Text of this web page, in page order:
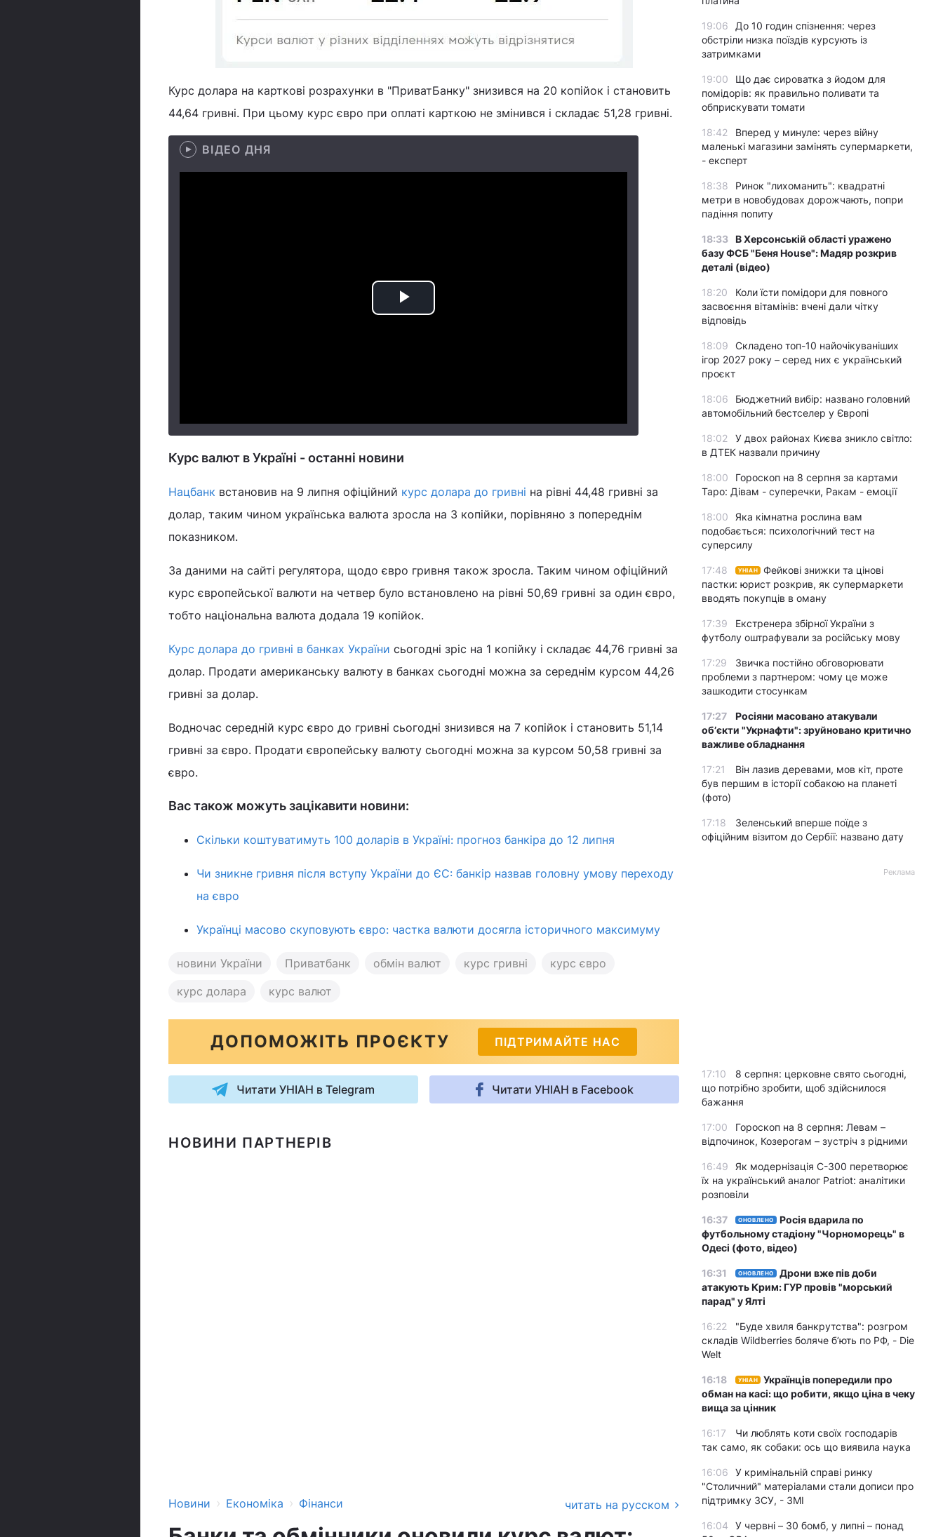
Курс долара на карткові розрахунки в "ПриватБанку" знизився на 20 копійок і становить
44,64 гривні. При цьому курс євро при оплаті карткою не змінився і складає 51,28 гривні.
ВІДЕО ДНЯ
Play
Курс валют в Україні - останні новини
Нацбанк встановив на 9 липня офіційний курс долара до гривні на рівні 44,48 гривні за
долар, таким чином українська валюта зросла на 3 копійки, порівняно з попереднім
показником.
За даними на сайті регулятора, щодо євро гривня також зросла. Таким чином офіційний
курс європейської валюти на четвер було встановлено на рівні 50,69 гривні за один євро,
тобто національна валюта додала 19 копійок.
Курс долара до гривні в банках України сьогодні зріс на 1 копійку і складає 44,76 гривні за
долар. Продати американську валюту в банках сьогодні можна за середнім курсом 44,26
гривні за долар.
Водночас середній курс євро до гривні сьогодні знизився на 7 копійок і становить 51,14
гривні за євро. Продати європейську валюту сьогодні можна за курсом 50,58 гривні за
євро.
Вас також можуть зацікавити новини:
Скільки коштуватимуть 100 доларів в Україні: прогноз банкіра до 12 липня
Чи зникне гривня після вступу України до ЄС: банкір назвав головну умову переходу
на євро
Українці масово скуповують євро: частка валюти досягла історичного максимуму
новини України Приватбанк обмін валют курс гривні
курс євро
курс долара
курс валют
ДОПОМОЖІТЬ ПРОЄКТУ ПІДТРИМАЙТЕ НАС
Читати УНІАН в Telegram Читати УНІАН в Facebook
НОВИНИ ПАРТНЕРІВ
Новини › Економіка › Фінанси читать на русском
19:06
До 10 годин спізнення: через
обстріли низка поїздів курсують із
затримками
19:00
Що дає сироватка з йодом для
помідорів: як правильно поливати та
обприскувати томати
18:42
Вперед у минуле: через війну
маленькі магазини замінять супермаркети,
- експерт
18:38
Ринок "лихоманить": квадратні
метри в новобудовах дорожчають, попри
падіння попиту
18:33 В Херсонській області уражено
базу ФСБ "Беня House": Мадяр розкрив
деталі (відео)
18:20
Коли їсти помідори для повного
засвоєння вітамінів: вчені дали чітку
відповідь
18:09
Складено топ-10 найочікуваніших
ігор 2027 року – серед них є український
проєкт
18:06
Бюджетний вибір: названо головний
автомобільний бестселер у Європі
18:02
У двох районах Києва зникло світло:
в ДТЕК назвали причину
18:00
Гороскоп на 8 серпня за картами
Таро: Дівам - суперечки, Ракам - емоції
18:00
Яка кімнатна рослина вам
подобається: психологічний тест на
суперсилу
17:48 УНІАН
Фейкові знижки та цінові
пастки: юрист розкрив, як супермаркети
вводять покупців в оману
17:39
Екстренера збірної України з
футболу оштрафували за російську мову
17:29
Звичка постійно обговорювати
проблеми з партнером: чому це може
зашкодити стосункам
17:27
Росіяни масовано атакували
обʼєкти "Укрнафти": зруйновано критично
важливе обладнання
17:21
Він лазив деревами, мов кіт, проте
був першим в історії собакою на планеті
(фото)
17:18
Зеленський вперше поїде з
офіційним візитом до Сербії: названо дату
Реклама
17:10
8 серпня: церковне свято сьогодні,
що потрібно зробити, щоб здійснилося
бажання
17:00
Гороскоп на 8 серпня: Левам –
відпочинок, Козерогам – зустріч з рідними
16:49
Як модернізація С-300 перетворює
їх на український аналог Patriot: аналітики
розповіли
16:37 ОНОВЛЕНО
Росія вдарила по
футбольному стадіону "Чорноморець" в
Одесі (фото, відео)
16:31 ОНОВЛЕНО
Дрони вже пів доби
атакують Крим: ГУР провів "морський
парад" у Ялті
16:22
"Буде хвиля банкрутства": розгром
складів Wildberries боляче бʼють по РФ, - Die
Welt
16:18 УНІАН
Українців попередили про
обман на касі: що робити, якщо ціна в чеку
вища за цінник
16:17
Чи люблять коти своїх господарів
так само, як собаки: ось що виявила наука
16:06
У кримінальній справі ринку
"Столичний" матеріалами стали дописи про
підтримку ЗСУ, - ЗМІ
16:04
У червні – 30 бомб, у липні – понад